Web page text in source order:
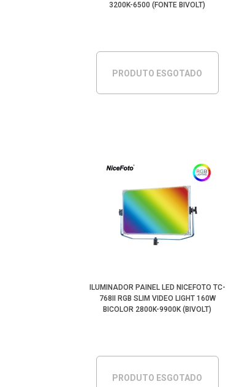
3200K-6500 (FONTE BIVOLT)
PRODUTO ESGOTADO
ILUMINADOR PAINEL LED NICEFOTO TC-
768II RGB SLIM VIDEO LIGHT 160W
BICOLOR 2800K-9900K (BIVOLT)
PRODUTO ESGOTADO